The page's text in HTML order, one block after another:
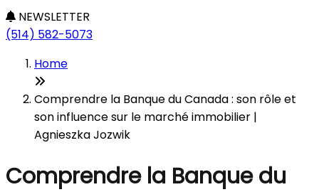
NEWSLETTER
(514) 582-5073
Home
Comprendre la Banque du Canada : son rôle et
son influence sur le marché immobilier |
Agnieszka Jozwik
Comprendre la Banque du